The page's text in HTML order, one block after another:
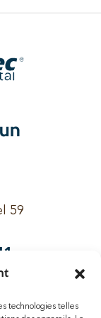
technologies telles
59